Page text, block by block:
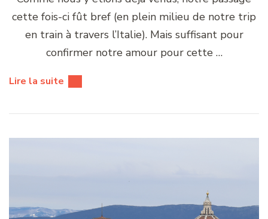
cette fois-ci fût bref (en plein milieu de notre trip
en train à travers l’Italie). Mais suffisant pour
confirmer notre amour pour cette …
Lire la suite